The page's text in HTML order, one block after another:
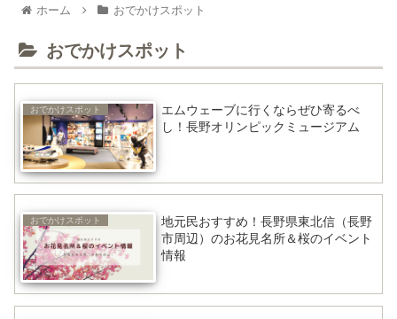
ホーム おでかけスポット
おでかけスポット
おでかけスポット
エムウェーブに行くならぜひ寄るべ
し！長野オリンピックミュージアム
おでかけスポット
地元民おすすめ！長野県東北信（長野
市周辺）のお花見名所＆桜のイベント
情報